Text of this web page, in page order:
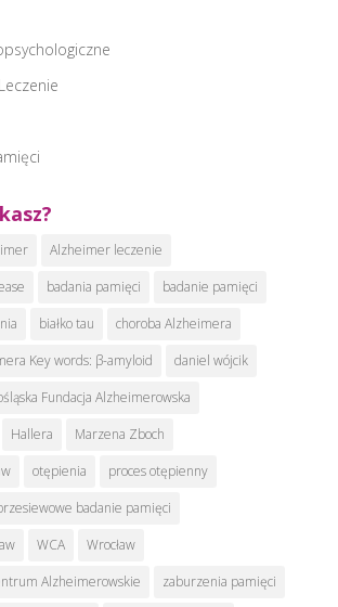
Alzheimer leczenie
badania pamięci
badanie pamięci
białko tau
choroba Alzheimera
Key words: β-amyloid
daniel wójcik
Fundacja Alzheimerowska
Hallera
Marzena Zboch
otępienia
proces otępienny
badanie pamięci
WCA
Wrocław
Alzheimerowskie
zaburzenia pamięci